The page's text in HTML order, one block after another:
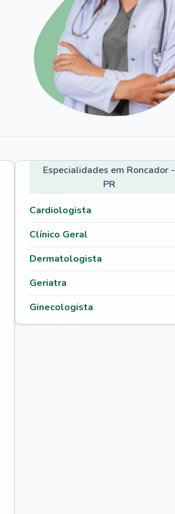
Especialidades em Roncador -
PR
Cardiologista
Clínico Geral
Dermatologista
Geriatra
Ginecologista